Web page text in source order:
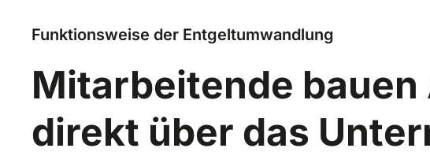
Funktionsweise der Entgeltumwandlung
Mitarbeitende
direkt über das